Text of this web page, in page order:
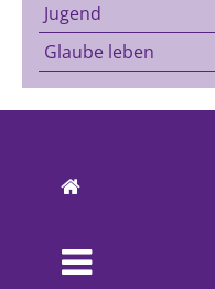
Jugend
Glaube leben